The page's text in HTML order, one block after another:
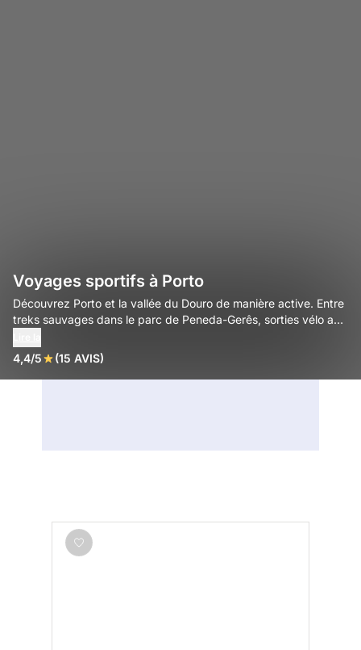
Voyages sportifs à Porto
Découvrez Porto et la vallée du Douro de manière active. Entre
treks sauvages dans le parc de Peneda-Gerês, sorties vélo au
vivez une aventure unique en pleine nature.
4,4/5 (15 AVIS)